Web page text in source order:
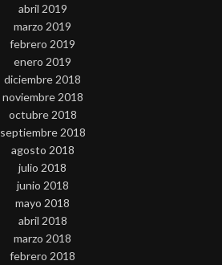
abril 2019
marzo 2019
febrero 2019
enero 2019
diciembre 2018
noviembre 2018
octubre 2018
septiembre 2018
agosto 2018
julio 2018
junio 2018
mayo 2018
abril 2018
marzo 2018
febrero 2018